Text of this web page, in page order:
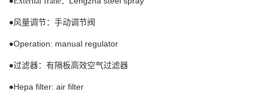
●风量调节：手动调节阀
●Operation: manual regulator
●过滤器：有隔板高效空气过滤器
●Hepa filter: air filter